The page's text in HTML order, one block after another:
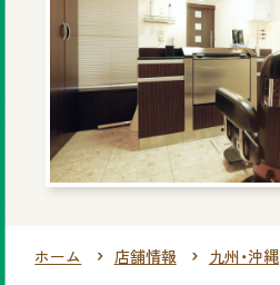
商品一覧
店舗情報
新着情報
ホーム 店舗情報 九州・沖縄